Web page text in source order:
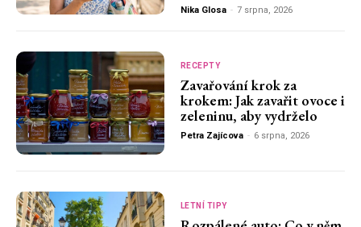
Nika Glosa - 7 srpna, 2026
RECEPTY
Zavařování krok za
krokem: Jak zavařit ovoce i
zeleninu, aby vydrželo
Petra Zajícova - 6 srpna, 2026
LETNÍ TIPY